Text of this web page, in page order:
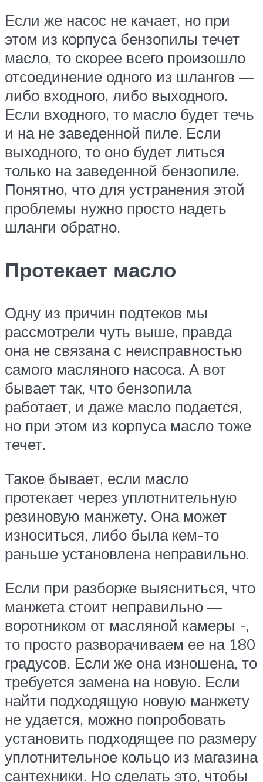
Если же насос не качает, но при
этом из корпуса бензопилы течет
масло, то скорее всего произошло
отсоединение одного из шлангов —
либо входного, либо выходного.
Если входного, то масло будет течь
и на не заведенной пиле. Если
выходного, то оно будет литься
только на заведенной бензопиле.
Понятно, что для устранения этой
проблемы нужно просто надеть
шланги обратно.
Протекает масло
Одну из причин подтеков мы
рассмотрели чуть выше, правда
она не связана с неисправностью
самого масляного насоса. А вот
бывает так, что бензопила
работает, и даже масло подается,
но при этом из корпуса масло тоже
течет.
Такое бывает, если масло
протекает через уплотнительную
резиновую манжету. Она может
износиться, либо была кем-то
раньше установлена неправильно.
Если при разборке выясниться, что
манжета стоит неправильно —
воротником от масляной камеры -,
то просто разворачиваем ее на 180
градусов. Если же она изношена, то
требуется замена на новую. Если
найти подходящую новую манжету
не удается, можно попробовать
установить подходящее по размеру
уплотнительное кольцо из магазина
сантехники. Но сделать это, чтобы